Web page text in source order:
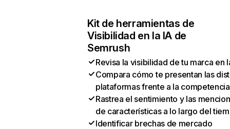
Kit de herramientas de
Visibilidad en la IA de
Semrush
Revisa la visibilidad de tu marca en
Compara cómo te presentan las
plataformas frente a la competencia
Rastrea el sentimiento y las
de características a lo largo del
Identificar brechas de mercado